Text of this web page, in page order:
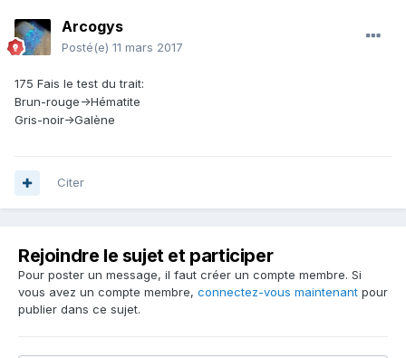
Arcogys
Posté(e) 11 mars 2017
175 Fais le test du trait:
Brun-rouge->Hématite
Gris-noir->Galène
Citer
Rejoindre le sujet et participer
Pour poster un message, il faut créer un compte membre. Si
vous avez un compte membre, connectez-vous maintenant pour
publier dans ce sujet.